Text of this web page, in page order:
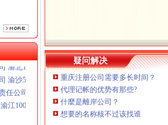
万 （工商注册）
中30万 （工商注册）
渝北10万 （工商注册）
渝沙50万 （进出口权）
任公司 渝九1000万 （增资）
江100万 （工商注册）
中100万 （进出口权）
疑问解决
重庆注册公司需要多长时间？
代理记帐的优势有那些?
什麼是離岸公司？
想要的名称核不过该找谁